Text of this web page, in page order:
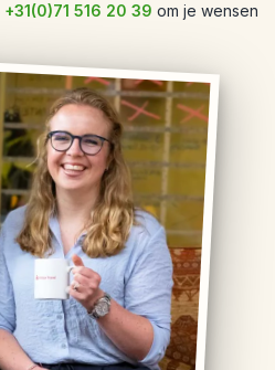
+31(0)71 516 20 39 om je wensen